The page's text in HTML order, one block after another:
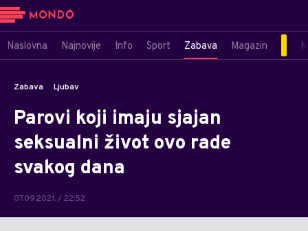
Naslovna Najnovije Info Sport Zabava Magazin
Zabava Ljubav
Parovi koji imaju sjajan
seksualni život ovo rade
svakog dana
07.09.2021. / 22:52